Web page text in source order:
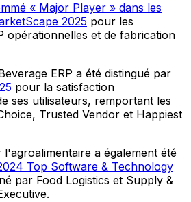
« Major Player » dans les
2025 pour les
opérationnelles et de fabrication
ERP a été distingué par
pour la satisfaction
ses utilisateurs, remportant les
Trusted Vendor et Happiest
a également été
Top Software & Technology
par Food Logistics et Supply &